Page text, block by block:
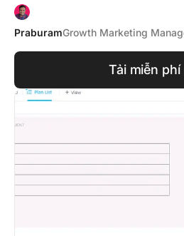
PraburamGrowth Marketing
Tải miễn phí